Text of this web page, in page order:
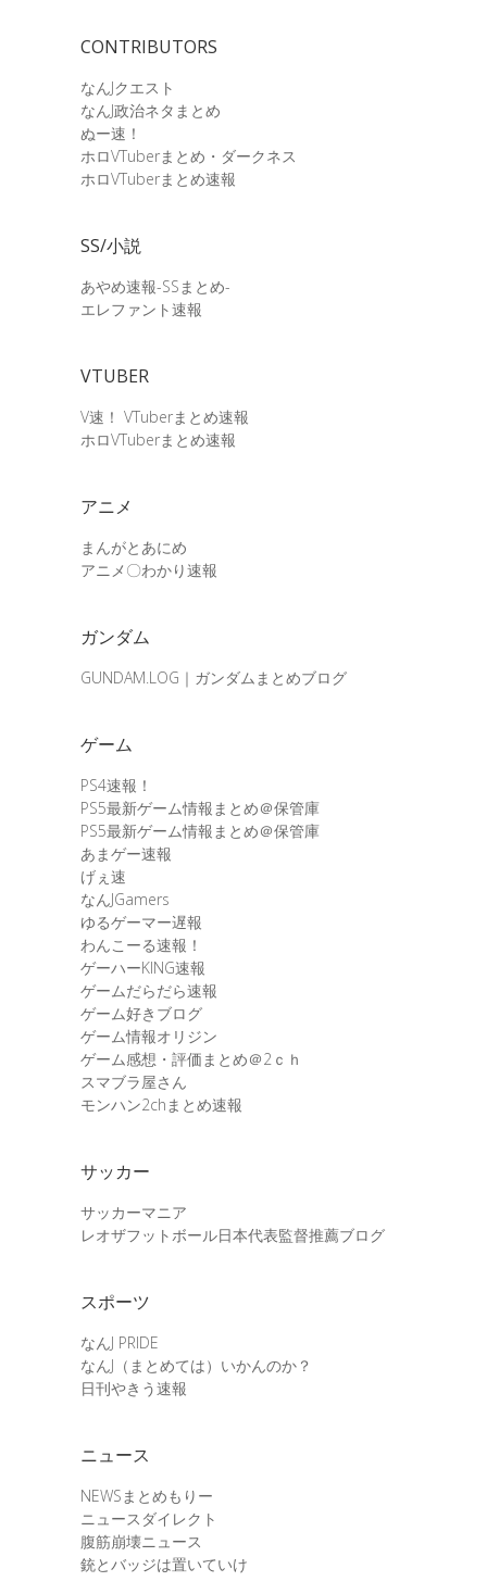
CONTRIBUTORS
なんJクエスト
なんJ政治ネタまとめ
ぬー速！
ホロVTuberまとめ・ダークネス
ホロVTuberまとめ速報
SS/小説
あやめ速報-SSまとめ-
エレファント速報
VTUBER
V速！ VTuberまとめ速報
ホロVTuberまとめ速報
アニメ
まんがとあにめ
アニメ〇わかり速報
ガンダム
GUNDAM.LOG｜ガンダムまとめブログ
ゲーム
PS4速報！
PS5最新ゲーム情報まとめ＠保管庫
PS5最新ゲーム情報まとめ＠保管庫
あまゲー速報
げぇ速
なんJGamers
ゆるゲーマー遅報
わんこーる速報！
ゲーハーKING速報
ゲームだらだら速報
ゲーム好きブログ
ゲーム情報オリジン
ゲーム感想・評価まとめ＠2ｃｈ
スマブラ屋さん
モンハン2chまとめ速報
サッカー
サッカーマニア
レオザフットボール日本代表監督推薦ブログ
スポーツ
なんJ PRIDE
なんJ（まとめては）いかんのか？
日刊やきう速報
ニュース
NEWSまとめもりー
ニュースダイレクト
腹筋崩壊ニュース
銃とバッジは置いていけ